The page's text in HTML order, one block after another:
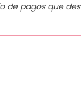
de pagos que